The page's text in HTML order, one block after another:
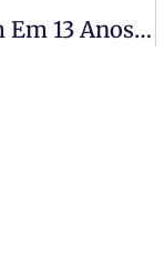
Trabalhadores Com Ensino Superior Dobram Em 13 Anos, Mas Renda Segue Abaixo Do Recorde De 2014